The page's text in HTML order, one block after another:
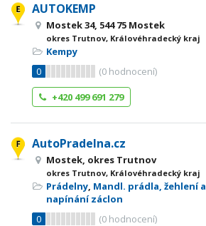
AUTOKEMP
Mostek 34, 544 75 Mostek
okres Trutnov, Královéhradecký kraj
Kempy
0
(0 hodnocení)
+420 499 691 279
AutoPradelna.cz
Mostek, okres Trutnov
okres Trutnov, Královéhradecký kraj
Prádelny, Mandl. prádla, žehlení a
napínání záclon
0
(0 hodnocení)